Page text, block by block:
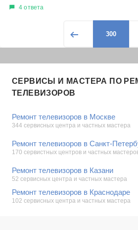
4 ответа
300
СЕРВИСЫ И МАСТЕРА ПО
ТЕЛЕВИЗОРОВ
Ремонт телевизоров в Москве
344 сервисных центра и частных мастера
Ремонт телевизоров в Санкт-
170 сервистных центров и частных
Ремонт телевизоров в Казани
52 сервисных центра и частных мастера
Ремонт телевизоров в Краснодаре
102 сервисных центра и частных мастера